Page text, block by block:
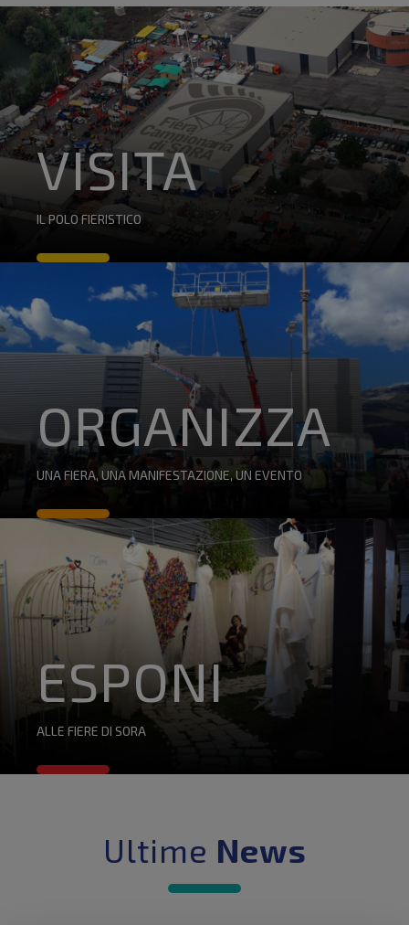
VISITA
IL POLO FIERISTICO
ORGANIZZA
UNA FIERA, UNA MANIFESTAZIONE, UN EVENTO
ESPONI
ALLE FIERE DI SORA
Ultime News